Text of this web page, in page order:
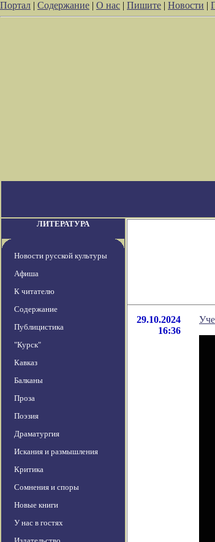
Портал | Содержание | О нас | Пишите | Новости |
ЛИТЕРАТУРА
Новости русской культуры
Афиша
К читателю
Содержание
Публицистика
"Курск"
Кавказ
Балканы
Проза
Поэзия
Драматургия
Искания и размышления
Критика
Сомнения и споры
Новые книги
У нас в гостях
29.10.2024
16:36